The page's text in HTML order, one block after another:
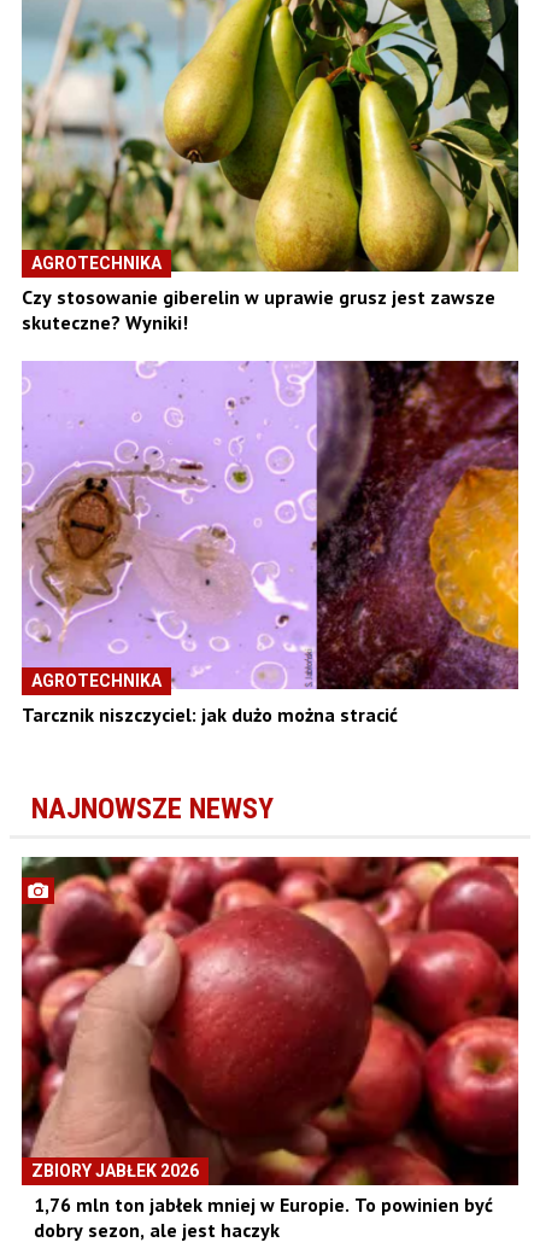
AGROTECHNIKA
Czy stosowanie giberelin w uprawie grusz jest zawsze
skuteczne? Wyniki!
AGROTECHNIKA
Tarcznik niszczyciel: jak dużo można stracić
NAJNOWSZE NEWSY
ZBIORY JABŁEK 2026
1,76 mln ton jabłek mniej w Europie. To powinien być
dobry sezon, ale jest haczyk